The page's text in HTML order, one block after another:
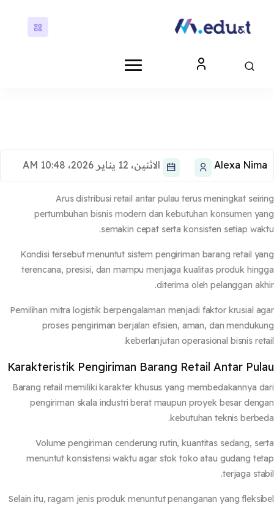
Alexa الاثنين، 12 يناير 2026، 10:48 AM
Arus distribusi retail antar pulau terus meningkat
pertumbuhan bisnis modern dan kebutuhan konsumen
semakin cepat serta konsisten setiap
Kondisi tersebut menuntut sistem pengiriman barang retail
terencana, presisi, dan mampu menjaga kualitas produk
diterima oleh pelanggan
Pemilihan mitra logistik berpengalaman menjadi faktor krusial
proses pengiriman berjalan efisien, aman, dan
keberlanjutan operasional bisnis
Karakteristik Pengiriman Barang Retail Antar
Barang retail memiliki karakter khusus yang membedakannya
pengiriman skala industri berat maupun proyek besar
kebutuhan teknis
Volume pengiriman cenderung rutin, kuantitas sedang,
menuntut konsistensi waktu agar stok toko atau gudang
terjaga
Selain itu, ragam jenis produk menuntut penanganan yang